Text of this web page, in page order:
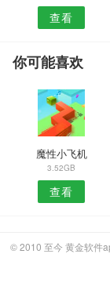
查看
你可能喜欢
魔性小飞机
3.52GB
查看
© 2010 至今 黄金软件